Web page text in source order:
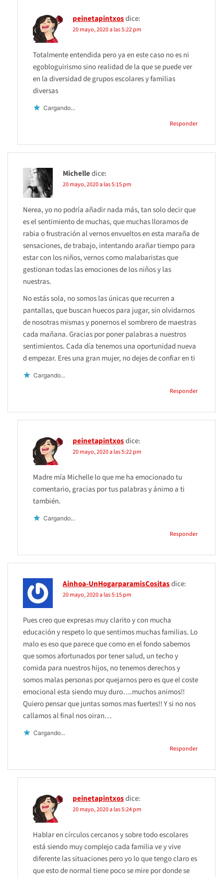
peinetapintxosdice:
20 mayo, 2020 a las 5:22 pm
Totalmente entendida pero ya en este caso no es ni
egobloguirismo sino realidad de la que se puede ver
en la diversidad de grupos escolares y familias
diversas
Cargando...
Responder
Michelledice:
20 mayo, 2020 a las 5:15 pm
Nerea, yo no podría añadir nada más, tan solo decir que
es el sentimiento de muchas, que muchas lloramos de
rabia o frustración al vernos envueltos en esta maraña de
sensaciones, de trabajo, intentando arañar tiempo para
estar con los niños, vernos como malabaristas que
gestionan todas las emociones de los niños y las
nuestras.
No estás sola, no somos las únicas que recurren a
pantallas, que buscan huecos para jugar, sin olvidarnos
de nosotras mismas y ponernos el sombrero de maestras
cada mañana. Gracias por poner palabras a nuestros
sentimientos. Cada día tenemos una oportunidad nueva
d empezar. Eres una gran mujer, no dejes de confiar en ti
Cargando...
Responder
peinetapintxosdice:
20 mayo, 2020 a las 5:22 pm
Madre mía Michelle lo que me ha emocionado tu
comentario, gracias por tus palabras y ánimo a ti
también.
Cargando...
Responder
Ainhoa-UnHogarparamisCositasdice:
20 mayo, 2020 a las 5:15 pm
Pues creo que expresas muy clarito y con mucha
educación y respeto lo que sentimos muchas familias. Lo
malo es eso que parece que como en el fondo sabemos
que somos afortunados por tener salud, un techo y
comida para nuestros hijos, no tenemos derechos y
somos malas personas por quejarnos pero es que el coste
emocional esta siendo muy duro….muchos animos!!
Quiero pensar que juntas somos mas fuertes!! Y si no nos
callamos al final nos oiran…
Cargando...
Responder
peinetapintxosdice:
20 mayo, 2020 a las 5:24 pm
Hablar en círculos cercanos y sobre todo escolares
está siendo muy complejo cada familia ve y vive
diferente las situaciones pero yo lo que tengo claro es
que esto de normal tiene poco se mire por donde se